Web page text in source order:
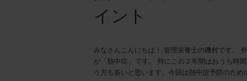
イント
みなさんこんにちは！ 管理栄養士の磯村です。
が「熱中症」です。 特にこの２年間はおうち時
う方も多いと思います。今回は熱中症予防のた